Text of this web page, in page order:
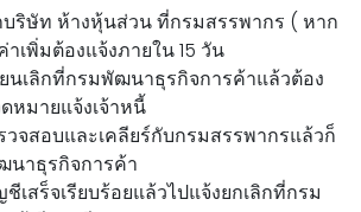
บริษัท ห้างหุ้นส่วน ที่กรมสรรพากร ( หาก
เพิ่มต้องแจ้งภายใน 15 วัน
นเลิกที่กรมพัฒนาธุรกิจการค้าแล้วต้อง
หมายแจ้งเจ้าหนี้
วจสอบและเคลียร์กับกรมสรรพากรแล้วก็
าธุรกิจการค้า
เสร็จเรียบร้อยแล้วไปแจ้งยกเลิกที่กรม